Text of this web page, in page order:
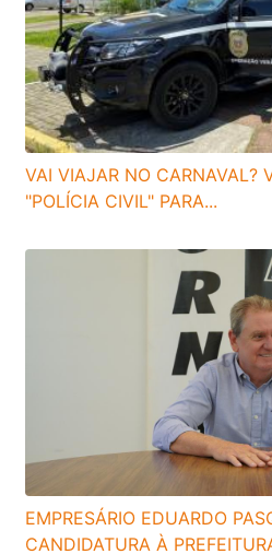
VAI VIAJAR NO CARNAVAL?
"POLÍCIA CIVIL" PARA...
EMPRESÁRIO EDUARDO
CANDIDATURA À